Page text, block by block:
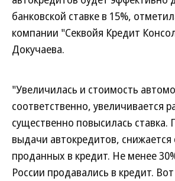
банковской ставке в 15%,
компании "Секвойя Кредит
Докучаева.
"Увеличилась и стоимость
соответственно, увеличивается
существенно повысилась ставка.
выдачи автокредитов,
проданных в кредит. Не менее
России продавались в кредит.